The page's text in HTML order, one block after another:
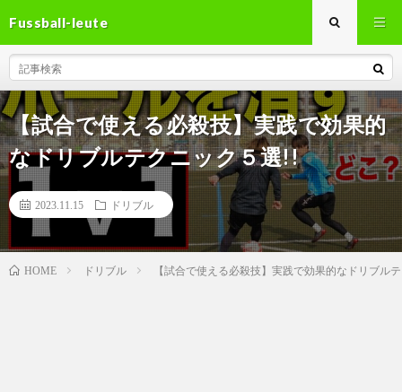
Fussball-leute
【試合で使える必殺技】実践で効果的
なドリブルテクニック５選!!
2023.11.15 ドリブル
HOME ドリブル 【試合で使える必殺技】実践で効果的なドリブル